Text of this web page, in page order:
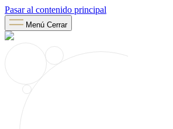
Pasar al contenido principal
Menú Cerrar